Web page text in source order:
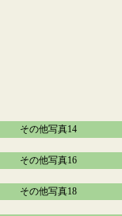
その他写真14
その他写真16
その他写真18